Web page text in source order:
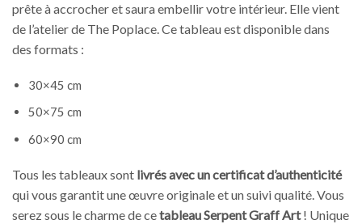
prête à accrocher et saura embellir votre intérieur. Elle vient
de l’atelier de The Poplace. Ce tableau est disponible dans
des formats :
30×45 cm
50×75 cm
60×90 cm
Tous les tableaux sont livrés avec un certificat d’authenticité
qui vous garantit une œuvre originale et un suivi qualité. Vous
serez sous le charme de cetableau Serpent Graff Art! Unique